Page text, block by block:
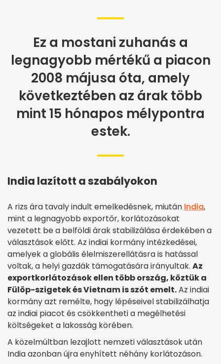
Ez a mostani zuhanás a
legnagyobb mértékű a piacon
2008 májusa óta, amely
következtében az árak több
mint 15 hónapos mélypontra
estek.
India lazított a szabályokon
A rizs ára tavaly indult emelkedésnek, miután India,
mint a legnagyobb exportőr, korlátozásokat
vezetett be a belföldi árak stabilizálása érdekében a
választások előtt. Az indiai kormány intézkedései,
amelyek a globális élelmiszerellátásra is hatással
voltak, a helyi gazdák támogatására irányultak. Az
exportkorlátozások ellen több ország, köztük a
Fülöp-szigetek és Vietnam is szót emelt.Az indiai
kormány azt remélte, hogy lépéseivel stabilizálhatja
az indiai piacot és csökkentheti a megélhetési
költségeket a lakosság körében.
A közelmúltban lezajlott nemzeti választások után
India azonban újra enyhített néhány korlátozáson.